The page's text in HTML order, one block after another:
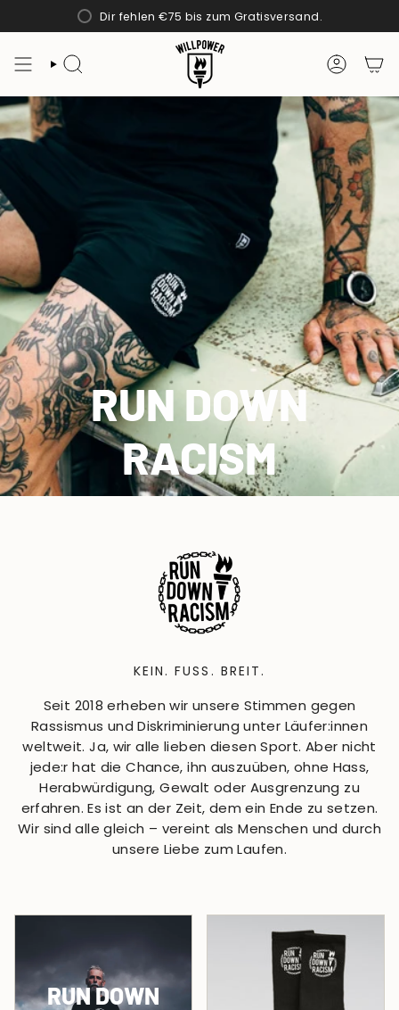
Inhalt
Dir fehlen€75 bis zum Gratisversand.
SUCHE KONTO
RUN DOWN
RACISM
KEIN. FUSS. BREIT.
Seit 2018 erheben wir unsere Stimmen gegen
Rassismus und Diskriminierung unter Läufer:innen
weltweit. Ja, wir alle lieben diesen Sport. Aber nicht
jede:r hat die Chance, ihn auszuüben, ohne Hass,
Herabwürdigung, Gewalt oder Ausgrenzung zu
erfahren. Es ist an der Zeit, dem ein Ende zu setzen.
Wir sind alle gleich – vereint als Menschen und durch
unsere Liebe zum Laufen.
RUN DOWN